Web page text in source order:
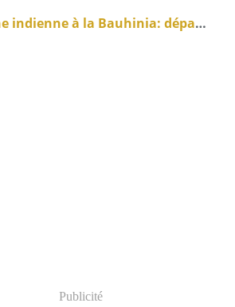
Semaine indienne à la Bauhinia: départ immédiat
Publicité